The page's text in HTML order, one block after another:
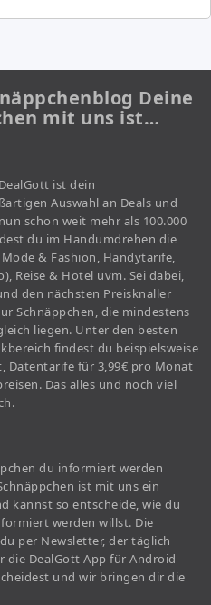
Deine
mit uns ist…
ist dein
Auswahl an Deals und
schon weit mehr als 100.000
du im Handumdrehen die
& Fashion, Handytarife,
Reise & Hotel uvm. Sei dabei,
den nächsten Preisknaller
Schnäppchen, die mindestens
liegen. Unter den besten
findest du beispielsweise
Datentarife für 3,99€ pro Monat
Das alles und noch viel
du informiert werden
ist mit uns ein
kannst so entscheide, wie du
werden willst. Die
per Newsletter, der täglich
die DealGott App für Android
und wir bringen dir die